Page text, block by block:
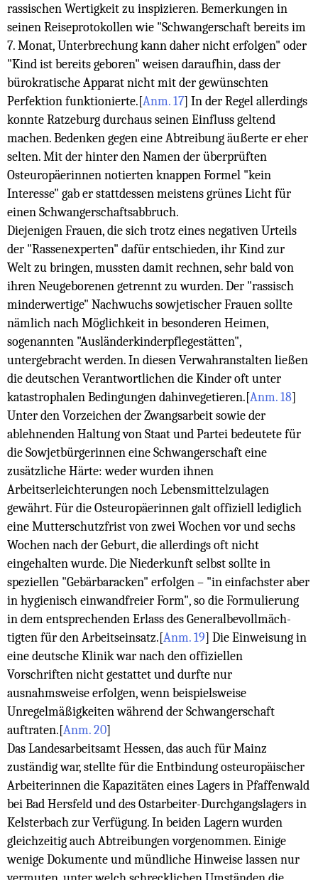
rassischen Wertigkeit zu inspizieren. Bemerkungen in
seinen Reiseprotokollen wie "Schwangerschaft bereits im
7. Monat, Unterbrechung kann daher nicht erfolgen" oder
"Kind ist bereits geboren" weisen daraufhin, dass der
bürokratische Apparat nicht mit der gewünschten
Perfektion funktionierte. [Anm. 17] In der Regel allerdings
konnte Ratzeburg durchaus seinen Einfluss geltend
machen. Bedenken gegen eine Abtreibung äußerte er eher
selten. Mit der hinter den Namen der überprüften
Osteuropäerinnen notierten knappen Formel "kein
Interesse" gab er stattdessen meistens grünes Licht für
einen Schwangerschaftsabbruch.
Diejenigen Frauen, die sich trotz eines negativen Urteils
der "Rassenexperten" dafür entschieden, ihr Kind zur
Welt zu bringen, mussten damit rechnen, sehr bald von
ihren Neugeborenen getrennt zu wurden. Der "rassisch
minderwertige" Nachwuchs sowjetischer Frauen sollte
nämlich nach Möglichkeit in besonderen Heimen,
sogenannten "Ausländerkinderpflegestätten",
untergebracht werden. In diesen Verwahranstalten ließen
die deutschen Verantwortlichen die Kinder oft unter
katastrophalen Bedingungen dahinvegetieren. [Anm. 18]
Unter den Vorzeichen der Zwangsarbeit sowie der
ablehnenden Haltung von Staat und Partei bedeutete für
die Sowjetbürgerinnen eine Schwangerschaft eine
zusätzliche Härte: weder wurden ihnen
Arbeitserleichterungen noch Lebensmittelzulagen
gewährt. Für die Osteuropäerinnen galt offiziell lediglich
eine Mutterschutzfrist von zwei Wochen vor und sechs
Wochen nach der Geburt, die allerdings oft nicht
eingehalten wurde. Die Niederkunft selbst sollte in
speziellen "Gebärbaracken" erfolgen – "in einfachster aber
in hygienisch einwandfreier Form", so die Formulierung
in dem entsprechenden Erlass des Generalbevollmäch­
tigten für den Arbeitseinsatz. [Anm. 19] Die Einweisung in
eine deutsche Klinik war nach den offiziellen
Vorschriften nicht gestattet und durfte nur
ausnahmsweise erfolgen, wenn beispielsweise
Unregelmäßigkeiten während der Schwangerschaft
auftraten. [Anm. 20]
Das Landesarbeitsamt Hessen, das auch für Mainz
zuständig war, stellte für die Entbindung osteuropäischer
Arbeiterinnen die Kapazitäten eines Lagers in Pfaffenwald
bei Bad Hersfeld und des Ostarbeiter-Durchgangslagers in
Kelsterbach zur Verfügung. In beiden Lagern wurden
gleichzeitig auch Abtreibungen vorgenommen. Einige
wenige Dokumente und mündliche Hinweise lassen nur